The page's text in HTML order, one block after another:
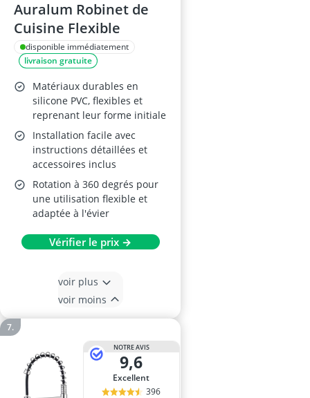
Auralum Robinet de
Cuisine Flexible
disponible immédiatement
livraison gratuite
Matériaux durables en
silicone PVC, flexibles et
reprenant leur forme initiale
Installation facile avec
instructions détaillées et
accessoires inclus
Rotation à 360 degrés pour
une utilisation flexible et
adaptée à l'évier
Vérifier le prix →
voir plus
voir moins
NOTRE AVIS
9,6
Excellent
396